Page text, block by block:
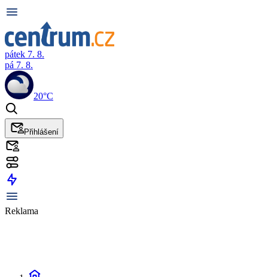
pátek 7. 8.
pá 7. 8.
20°C
Přihlášení
Reklama